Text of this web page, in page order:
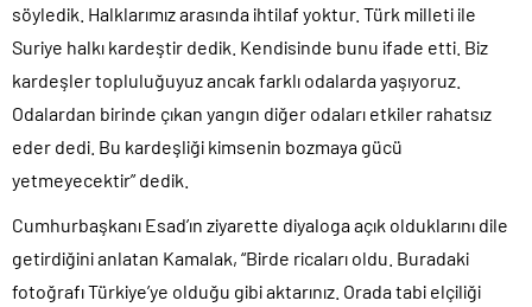
söyledik. Halklarımız arasında ihtilaf yoktur. Türk milleti ile
Suriye halkı kardeştir dedik. Kendisinde bunu ifade etti. Biz
kardeşler topluluğuyuz ancak farklı odalarda yaşıyoruz.
Odalardan birinde çıkan yangın diğer odaları etkiler rahatsız
eder dedi. Bu kardeşliği kimsenin bozmaya gücü
yetmeyecektir” dedik.
Cumhurbaşkanı Esad’ın ziyarette diyaloga açık olduklarını dile
getirdiğini anlatan Kamalak, “Birde ricaları oldu. Buradaki
fotoğrafı Türkiye’ye olduğu gibi aktarınız. Orada tabi elçiliği